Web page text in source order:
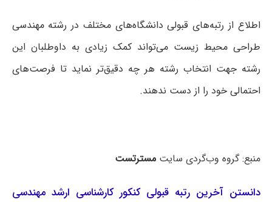
اطلاع از رتبه‌های قبولی دانشگاه‌های مختلف در رشته مهندسی
طراحی محیط زیست می‌تواند کمک زیادی به داوطلبان این
رشته جهت انتخاب رشته هر چه دقیق‌تر نماید تا فرصت‌های
احتمالی خود را از دست ندهند.
منبع: گروه وب‌گردی سایتمسترتست
دانستن آخرین رتبه قبولی کنکور کارشناسی ارشد مهندسی